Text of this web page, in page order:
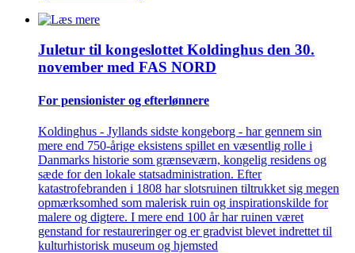
Juletur til kongeslottet Koldinghus den 30.
november med FAS NORD
For pensionister og efterlønnere
Koldinghus - Jyllands sidste kongeborg - har gennem sin
mere end 750-årige eksistens spillet en væsentlig rolle i
Danmarks historie som grænseværn, kongelig residens og
sæde for den lokale statsadministration. Efter
katastrofebranden i 1808 har slotsruinen tiltrukket sig megen
opmærksomhed som malerisk ruin og inspirationskilde for
malere og digtere. I mere end 100 år har ruinen været
genstand for restaureringer og er gradvist blevet indrettet til
kulturhistorisk museum og hjemsted